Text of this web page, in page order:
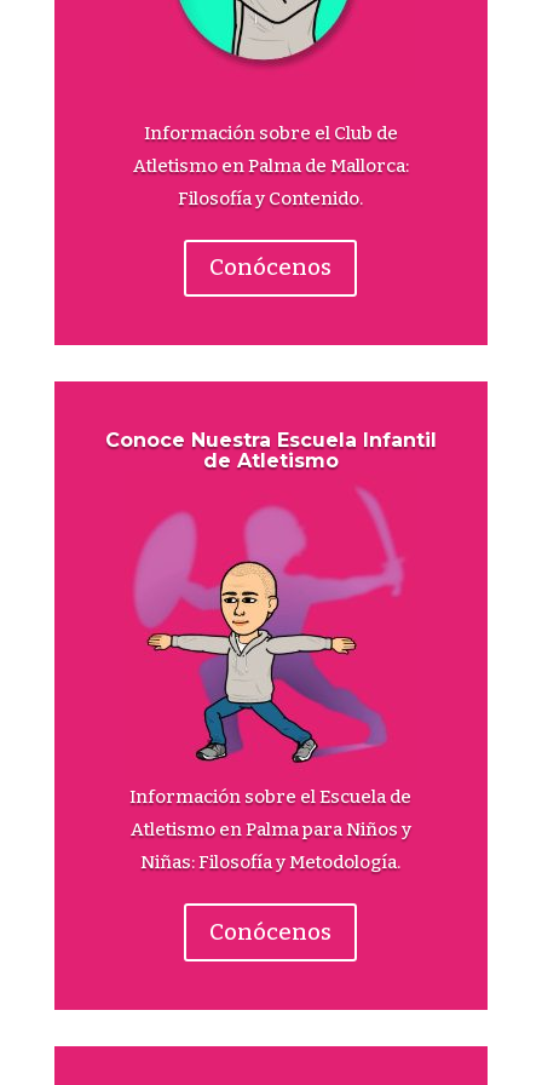
Información sobre el Club de
Atletismo en Palma de Mallorca:
Filosofía y Contenido.
Conócenos
Conoce Nuestra Escuela Infantil
de Atletismo
Información sobre el Escuela de
Atletismo en Palma para Niños y
Niñas: Filosofía y Metodología.
Conócenos